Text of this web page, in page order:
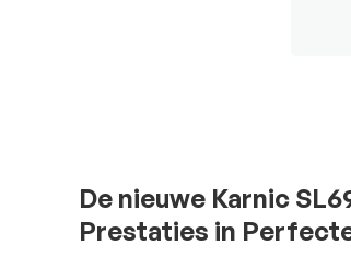
De nieuwe Karnic
Prestaties in